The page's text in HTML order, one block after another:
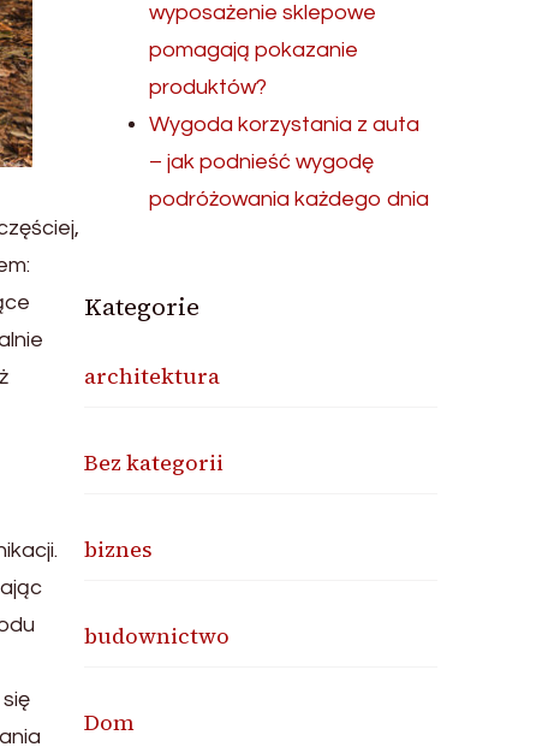
wyposażenie sklepowe
pomagają pokazanie
produktów?
Wygoda korzystania z auta
– jak podnieść wygodę
podróżowania każdego dnia
Kategorie
architektura
Bez kategorii
biznes
budownictwo
Dom